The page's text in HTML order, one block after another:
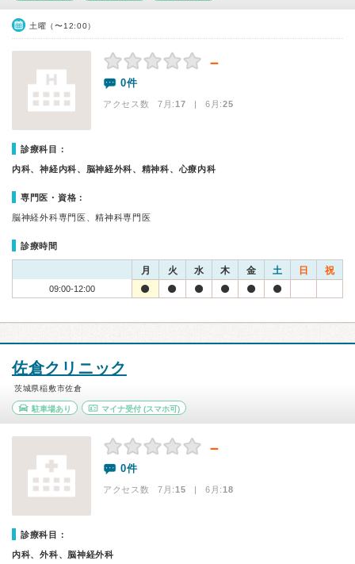
土曜（〜12:00）
－
0件
アクセス数 7月:17 | 6月:25
診療科目：
内科、神経内科、脳神経外科、精神科、心療内科
専門医・資格：
脳神経外科専門医、精神科専門医
診療時間
月 火 水 木 金 土 日 祝
09:00-12:00
佐倉クリニック
茨城県稲敷市佐倉
駐車場あり マイナ受付(スマホ可)
－
0件
アクセス数 7月:15 | 6月:18
診療科目：
内科、外科、脳神経外科